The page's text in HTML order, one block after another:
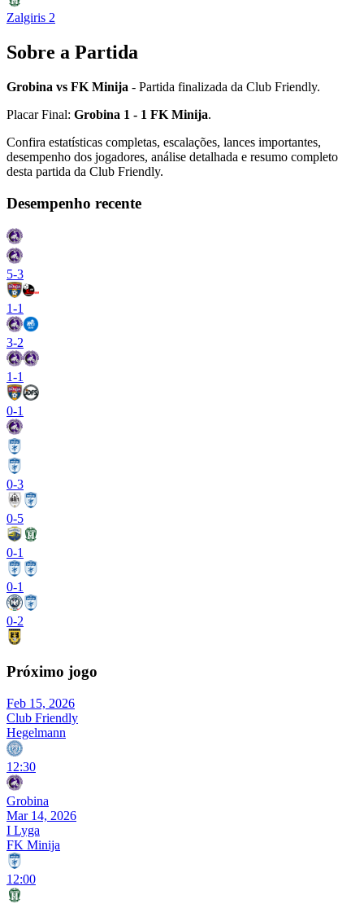
Zalgiris 2
Sobre a Partida
Grobina vs FK Minija - Partida finalizada da Club Friendly.
Placar Final: Grobina 1 - 1 FK Minija.
Confira estatísticas completas, escalações, lances importantes,
desempenho dos jogadores, análise detalhada e resumo completo
desta partida da Club Friendly.
Desempenho recente
5-3
1-1
3-2
1-1
0-1
0-3
0-5
0-1
0-1
0-2
Próximo jogo
Feb 15, 2026
Club Friendly
Hegelmann
12:30
Grobina
Mar 14, 2026
I Lyga
FK Minija
12:00